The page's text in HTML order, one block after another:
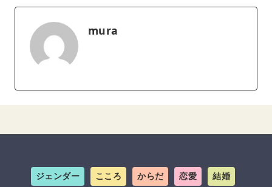
mura
ジェンダー こころ からだ 恋愛 結婚